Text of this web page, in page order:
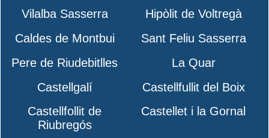
Vilalba Sasserra
Hipòlit de Voltregà
Caldes de Montbui
Sant Feliu Sasserra
Pere de Riudebitlles
La Quar
Castellgalí
Castellfullit del Boix
Castellfollit de
Riubregós
Castellet i la Gornal